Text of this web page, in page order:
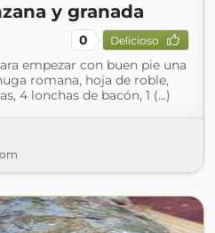
y granada
0 Delicioso
empezar con buen pie una
romana, hoja de roble,
4 lonchas de bacón, 1 (...)